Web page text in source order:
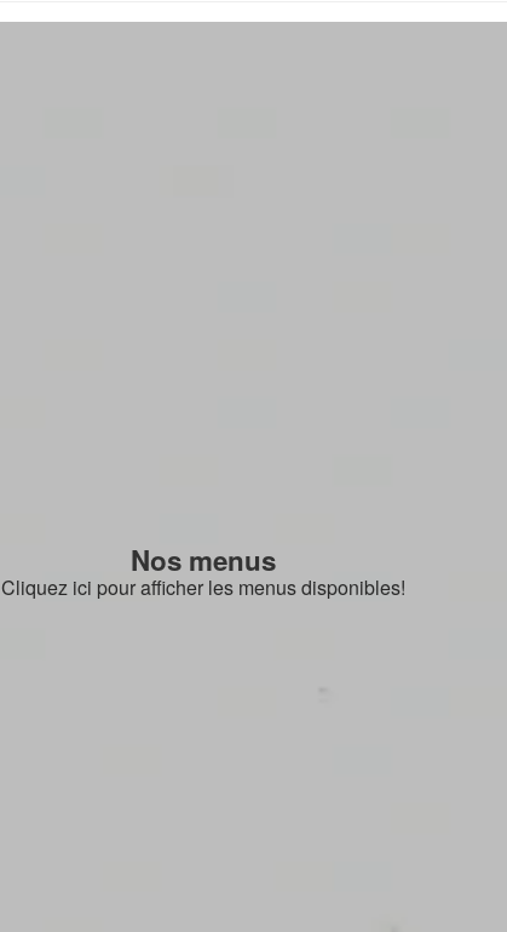
Nos menus
Cliquez ici pour afficher les menus disponibles!